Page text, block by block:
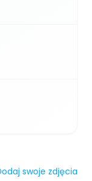
swoje zdjęcia